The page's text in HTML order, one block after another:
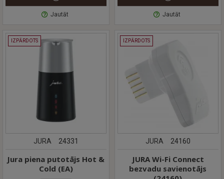
Jautāt Jautāt
IZPĀRDOTS
JURA 24331
Jura piena putotājs Hot &
Cold (EA)
IZPĀRDOTS
JURA 24160
JURA Wi-Fi Connect
bezvadu savienotājs